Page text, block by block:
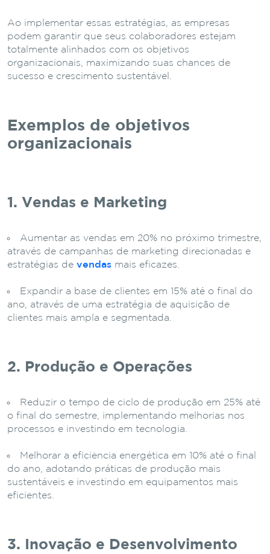
Ao implementar essas estratégias, as empresas
podem garantir que seus colaboradores estejam
totalmente alinhados com os objetivos
organizacionais, maximizando suas chances de
sucesso e crescimento sustentável.
Exemplos de objetivos
organizacionais
1. Vendas e Marketing
Aumentar as vendas em 20% no próximo trimestre,
através de campanhas de marketing direcionadas e
estratégias de vendas mais eficazes.
Expandir a base de clientes em 15% até o final do
ano, através de uma estratégia de aquisição de
clientes mais ampla e segmentada.
2. Produção e Operações
Reduzir o tempo de ciclo de produção em 25% até
o final do semestre, implementando melhorias nos
processos e investindo em tecnologia.
Melhorar a eficiência energética em 10% até o final
do ano, adotando práticas de produção mais
sustentáveis e investindo em equipamentos mais
eficientes.
3. Inovação e Desenvolvimento